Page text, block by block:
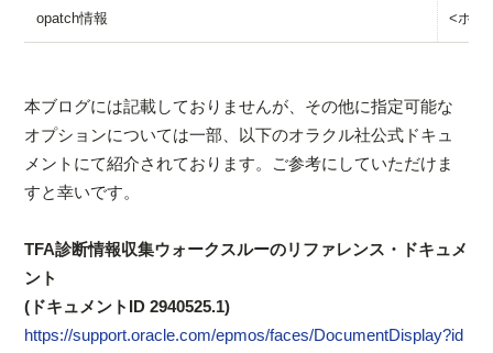
opatch情報 <ホス
本ブログには記載しておりませんが、その他に指定可能な
オプションについては一部、以下のオラクル社公式ドキュ
メントにて紹介されております。ご参考にしていただけま
すと幸いです。
TFA診断情報収集ウォークスルーのリファレンス・ドキュメ
ント
(ドキュメントID 2940525.1)
https://support.oracle.com/epmos/faces/DocumentDisplay?id